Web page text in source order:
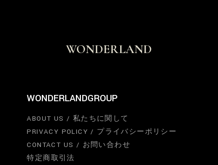
WONDERLAND
WONDERLANDGROUP
ABOUT US / 私たちに関して
PRIVACY POLICY / プライバシーポリシー
CONTACT US / お問い合わせ
特定商取引法